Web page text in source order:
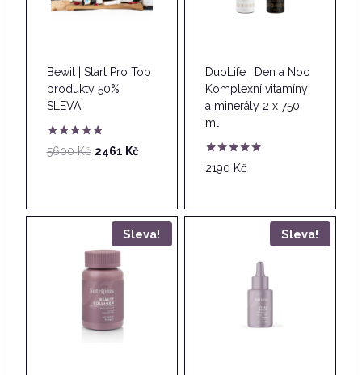
Bewit | Start Pro Top
produkty 50%
SLEVA!
Hodnocení
5.00
5600Kč Původní
5600 Kč.
2461 KčAktuální
2461 Kč.
DuoLife | Den a Noc
Komplexní vitamíny
a minerály 2 x 750
ml
Hodnocení
5.00
2190 Kč
Sleva! Sleva!